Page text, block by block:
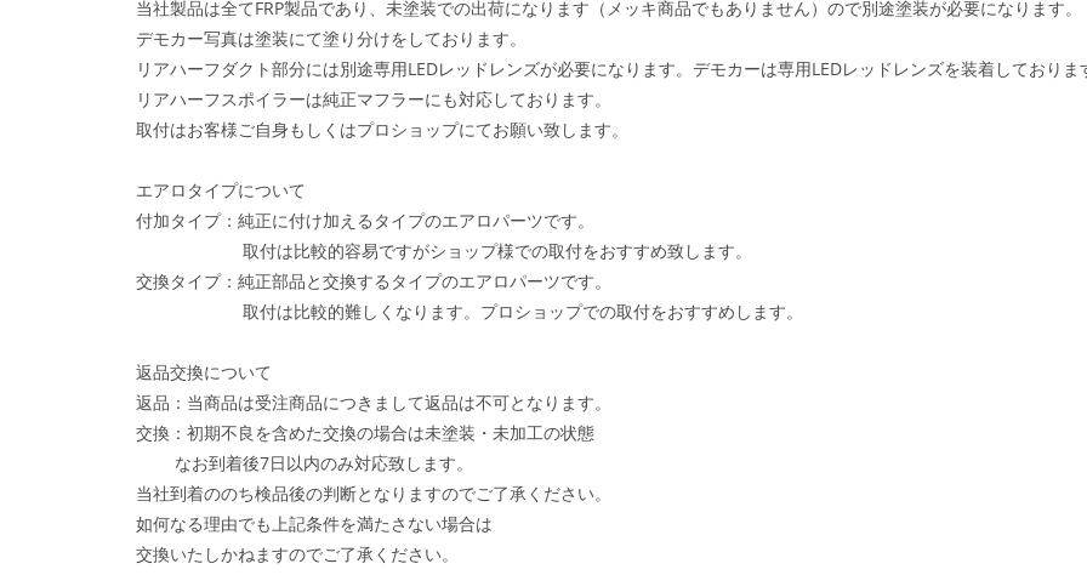
当社製品は全てFRP製品であり、未塗装での出荷になります（メッキ商品でもありません）ので別途塗装が必要になります。
デモカー写真は塗装にて塗り分けをしております。
リアハーフダクト部分には別途専用LEDレッドレンズが必要になります。デモカーは専用LEDレッドレンズを装着しておりま
リアハーフスポイラーは純正マフラーにも対応しております。
取付はお客様ご自身もしくはプロショップにてお願い致します。
エアロタイプについて
付加タイプ：純正に付け加えるタイプのエアロパーツです。
取付は比較的容易ですがショップ様での取付をおすすめ致します。
交換タイプ：純正部品と交換するタイプのエアロパーツです。
取付は比較的難しくなります。プロショップでの取付をおすすめします。
返品交換について
返品：当商品は受注商品につきまして返品は不可となります。
交換：初期不良を含めた交換の場合は未塗装・未加工の状態
なお到着後7日以内のみ対応致します。
当社到着ののち検品後の判断となりますのでご了承ください。
如何なる理由でも上記条件を満たさない場合は
交換いたしかねますのでご了承ください。